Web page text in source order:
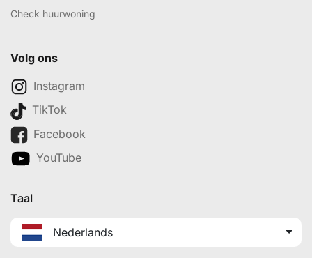
Check huurwoning
Volg ons
Instagram
TikTok
Facebook
YouTube
Taal
Nederlands